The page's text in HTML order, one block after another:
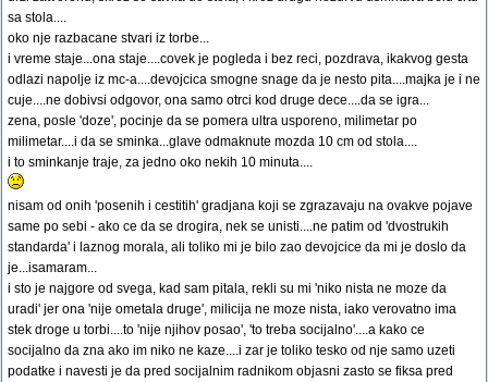
sa stola....
oko nje razbacane stvari iz torbe...
i vreme staje...ona staje....covek je pogleda i bez reci, pozdrava, ikakvog gesta
odlazi napolje iz mc-a....devojcica smogne snage da je nesto pita....majka je i ne
cuje....ne dobivsi odgovor, ona samo otrci kod druge dece....da se igra...
zena, posle 'doze', pocinje da se pomera ultra usporeno, milimetar po
milimetar....i da se sminka...glave odmaknute mozda 10 cm od stola....
i to sminkanje traje, za jedno oko nekih 10 minuta....
nisam od onih 'posenih i cestitih' gradjana koji se zgrazavaju na ovakve pojave
same po sebi - ako ce da se drogira, nek se unisti....ne patim od 'dvostrukih
standarda' i laznog morala, ali toliko mi je bilo zao devojcice da mi je doslo da
je...isamaram...
i sto je najgore od svega, kad sam pitala, rekli su mi 'niko nista ne moze da
uradi' jer ona 'nije ometala druge', milicija ne moze nista, iako verovatno ima
stek droge u torbi....to 'nije njihov posao', 'to treba socijalno'....a kako ce
socijalno da zna ako im niko ne kaze....i zar je toliko tesko od nje samo uzeti
podatke i navesti je da pred socijalnim radnikom objasni zasto se fiksa pred